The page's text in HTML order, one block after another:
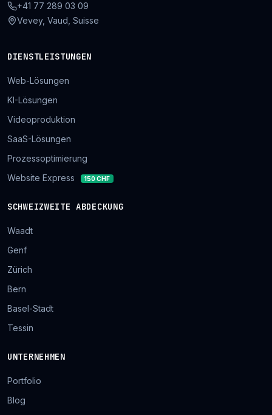
+41 77 289 03 09
Vevey, Vaud, Suisse
DIENSTLEISTUNGEN
Web-Lösungen
KI-Lösungen
Videoproduktion
SaaS-Lösungen
Prozessoptimierung
Website Express
150 CHF
SCHWEIZWEITE ABDECKUNG
Waadt
Genf
Zürich
Bern
Basel-Stadt
Tessin
UNTERNEHMEN
Portfolio
Blog